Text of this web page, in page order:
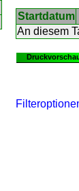
Startdatum
An diesem